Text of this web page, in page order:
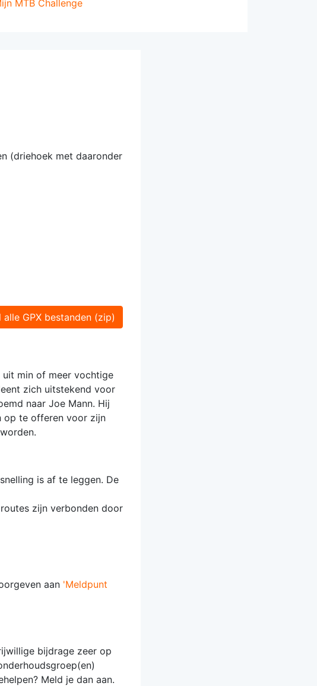
MTB Challenge
(driehoek met daaronder
alle GPX bestanden (zip)
uit min of meer vochtige
zich uitstekend voor
naar Joe Mann. Hij
op te offeren voor zijn
is af te leggen. De
zijn verbonden door
aan 'Meldpunt
bijdrage zeer op
Meld je dan aan.